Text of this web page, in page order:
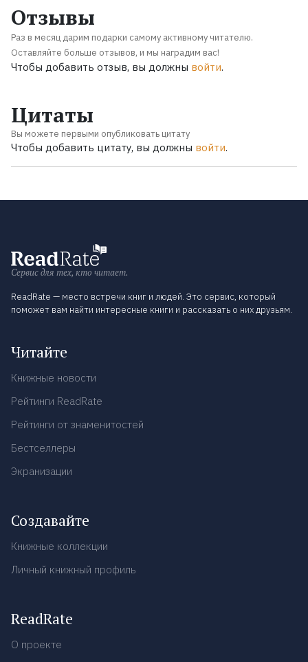
Отзывы
Раз в месяц дарим подарки самому активному читателю.
Оставляйте больше отзывов, и мы наградим вас!
Чтобы добавить отзыв, вы должны войти.
Цитаты
Вы можете первыми опубликовать цитату
Чтобы добавить цитату, вы должны войти.
Сервис для тех, кто читает.
ReadRate — место встречи книг и людей. Это сервис, который
поможет вам найти интересные книги и рассказать о них друзьям.
Читайте
Книжные новости
Рейтинги ReadRate
Рейтинги от знаменитостей
Бестселлеры
Экранизации
Создавайте
Книжные коллекции
Личный книжный профиль
ReadRate
О проекте